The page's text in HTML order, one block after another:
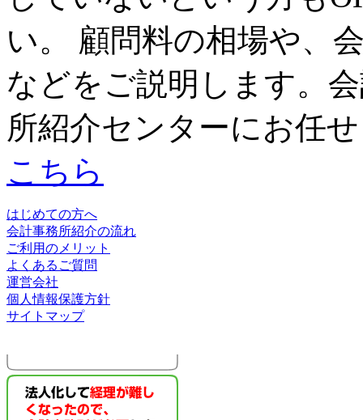
い。 顧問料の相場や、
などをご説明します。
所紹介センターにお任
こちら
はじめての方へ
会計事務所紹介の流れ
ご利用のメリット
よくあるご質問
運営会社
個人情報保護方針
サイトマップ